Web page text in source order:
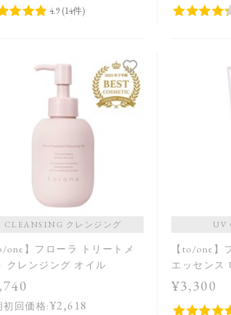
CLEANSING クレンジング
one】フローラ トリートメ
クレンジング オイル
初回価格:¥2,618
UV
【to/one】
エッセンス
¥3,300